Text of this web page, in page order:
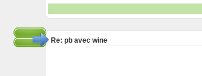
Re: pb avec wine